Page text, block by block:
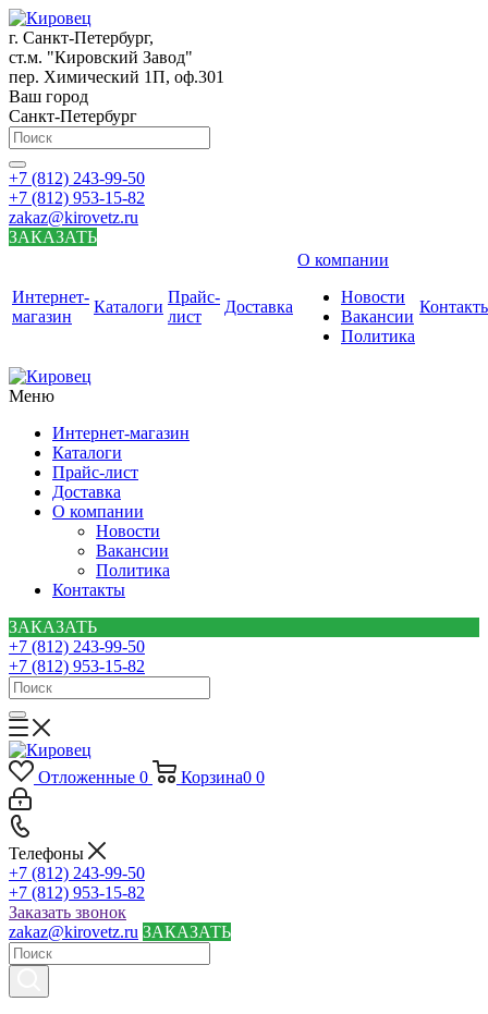
г. Санкт-Петербург,
ст.м. "Кировский Завод"
пер. Химический 1П, оф.301
Ваш город
Санкт-Петербург
+7 (812) 243-99-50
+7 (812) 953-15-82
zakaz@kirovetz.ru
ЗАКАЗАТЬ
Интернет-
магазин
Каталоги
Прайс-
лист
Доставка
О компании
Новости
Вакансии
Политика
Меню
Интернет-магазин
Каталоги
Прайс-лист
Доставка
О компании
Новости
Вакансии
Политика
Контакты
ЗАКАЗАТЬ
+7 (812) 243-99-50
+7 (812) 953-15-82
Отложенные 0 Корзина0 0
Телефоны
+7 (812) 243-99-50
+7 (812) 953-15-82
Заказать звонок
zakaz@kirovetz.ru ЗАКАЗАТЬ